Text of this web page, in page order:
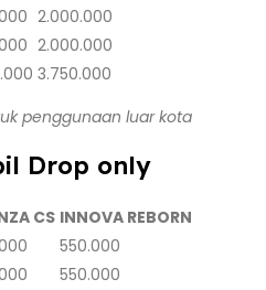
2.000.000
2.000.000
3.750.000
penggunaan luar kota
Drop only
CS INNOVA REBORN
550.000
550.000